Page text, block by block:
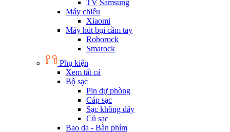
TV Samsung
Máy chiếu
Xiaomi
Máy hút bụi cầm tay
Roborock
Smarock
Phụ kiện
Xem tất cả
Bộ sạc
Pin dự phòng
Cáp sạc
Sạc không dây
Củ sạc
Bao da - Bàn phím